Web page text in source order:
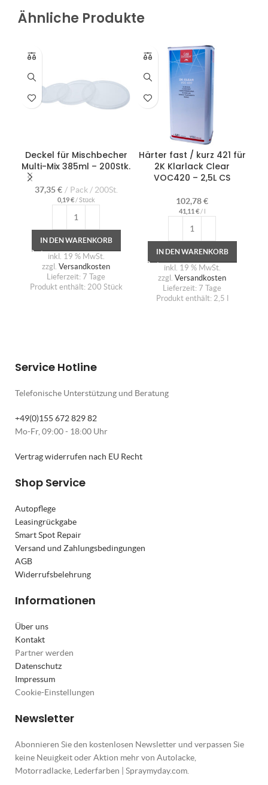
Ähnliche Produkte
Deckel für Mischbecher
Multi-Mix 385ml – 200Stk.
37,35€ Pack / 200St.
0,19€/Stück
IN DEN WARENKORB
inkl. 19 % MwSt.
zzgl. Versandkosten
Lieferzeit: 7 Tage
Produkt enthält: 200 Stück
Härter fast / kurz 421 für
2K Klarlack Clear
VOC420 – 2,5L CS
102,78€
41,11€/
IN DEN WARENKORB
inkl. 19 % MwSt.
zzgl. Versandkosten
Lieferzeit: 7 Tage
Produkt enthält: 2,5
Service Hotline
Telefonische Unterstützung und Beratung
+49(0)155 672 829 82
Mo-Fr, 09:00 - 18:00 Uhr
Vertrag widerrufen nach EU Recht
Shop Service
Autopflege
Leasingrückgabe
Smart Spot Repair
Versand und Zahlungsbedingungen
AGB
Widerrufsbelehrung
Informationen
Über uns
Kontakt
Partner werden
Datenschutz
Impressum
Cookie-Einstellungen
Newsletter
Abonnieren Sie den kostenlosen Newsletter und verpassen Sie
keine Neuigkeit oder Aktion mehr von Autolacke,
Motorradlacke, Lederfarben | Spraymyday.com.